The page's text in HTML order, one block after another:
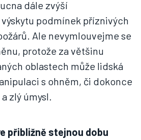
dále zvýší
podmínek příznivých
Ale nevymlouvejme se
protože za většinu
oblastech může lidská
s ohněm, či dokonce
zlý úmysl.
přibližně stejnou dobu